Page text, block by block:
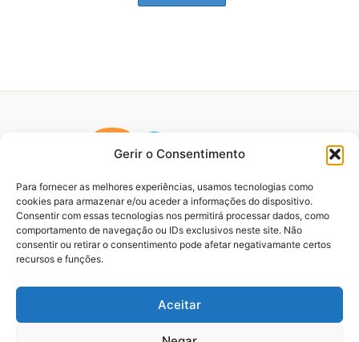
Gerir o Consentimento
Para fornecer as melhores experiências, usamos tecnologias como
cookies para armazenar e/ou aceder a informações do dispositivo.
Consentir com essas tecnologias nos permitirá processar dados, como
comportamento de navegação ou IDs exclusivos neste site. Não
consentir ou retirar o consentimento pode afetar negativamante certos
recursos e funções.
Aceitar